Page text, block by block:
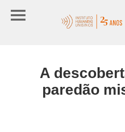
A
paredão